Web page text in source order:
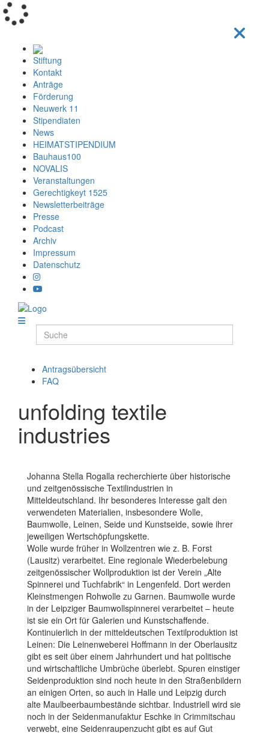
Stiftung
Kontakt
Anträge
Förderung
Neuwerk 11
Stipendiaten
News
HEIMATSTIPENDIUM
Bauhaus100
NOVALIS
Veranstaltungen
Gerechtigkeyt 1525
Newsletterbeiträge
Presse
Podcast
Archiv
Impressum
Datenschutz
Antragsübersicht
FAQ
unfolding textile
industries
Johanna Stella Rogalla recherchierte über historische
und zeitgenössische Textilindustrien in
Mitteldeutschland. Ihr besonderes Interesse galt den
verwendeten Materialien, insbesondere Wolle,
Baumwolle, Leinen, Seide und Kunstseide, sowie ihrer
jeweiligen Wertschöpfungskette.
Wolle wurde früher in Wollzentren wie z. B. Forst
(Lausitz) verarbeitet. Eine regionale Wiederbelebung
zeitgenössischer Wollproduktion ist der Verein „Alte
Spinnerei und Tuchfabrik“ in Lengenfeld. Dort werden
Kleinstmengen Rohwolle zu Garnen. Baumwolle wurde
in der Leipziger Baumwollspinnerei verarbeitet – heute
ist sie ein Ort für Galerien und Kunstschaffende.
Kontinuierlich in der mitteldeutschen Textilproduktion ist
Leinen: Die Leinenweberei Hoffmann in der Oberlausitz
gibt es seit über einem Jahrhundert und hat politische
und wirtschaftliche Umbrüche überlebt. Spuren einstiger
Seidenproduktion sind noch heute in den Straßenbildern
an einigen Orten, so auch in Halle und Leipzig durch
alte Maulbeerbaumbestände sichtbar. Industriell wird sie
noch in der Seidenmanufaktur Eschke in Crimmitschau
verwebt, eine Seidenraupenzucht gibt es auf Gut